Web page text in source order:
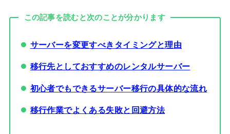
この記事を読むと次のことが分かります
サーバーを変更すべきタイミングと理由
移行先としておすすめのレンタルサーバー
初心者でもできるサーバー移行の具体的な流れ
移行作業でよくある失敗と回避方法